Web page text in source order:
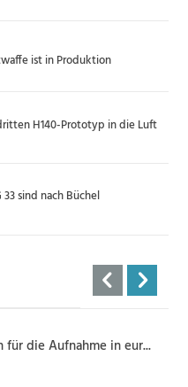
ist in Produktion
H140-Prototyp in die Luft
sind nach Büchel
die Aufnahme in eur...